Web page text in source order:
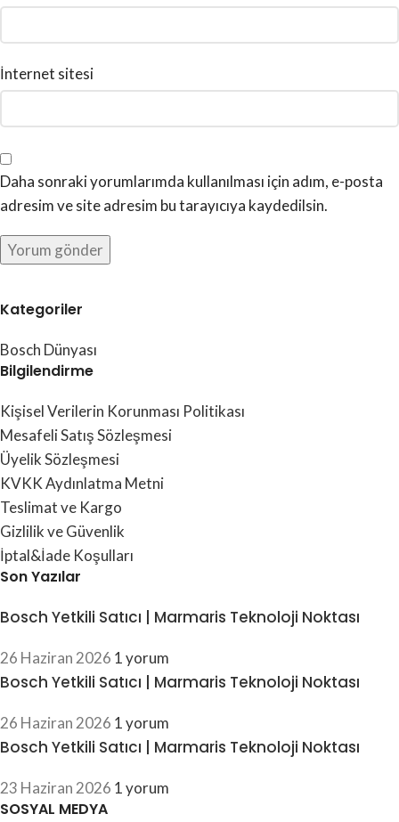
İnternet sitesi
Daha sonraki yorumlarımda kullanılması için adım, e-posta
adresim ve site adresim bu tarayıcıya kaydedilsin.
Kategoriler
Bosch Dünyası
Bilgilendirme
Kişisel Verilerin Korunması Politikası
Mesafeli Satış Sözleşmesi
Üyelik Sözleşmesi
KVKK Aydınlatma Metni
Teslimat ve Kargo
Gizlilik ve Güvenlik
İptal&İade Koşulları
Son Yazılar
Bosch Yetkili Satıcı | Marmaris Teknoloji Noktası
26 Haziran 2026 1 yorum
Bosch Yetkili Satıcı | Marmaris Teknoloji Noktası
26 Haziran 2026 1 yorum
Bosch Yetkili Satıcı | Marmaris Teknoloji Noktası
23 Haziran 2026 1 yorum
SOSYAL MEDYA